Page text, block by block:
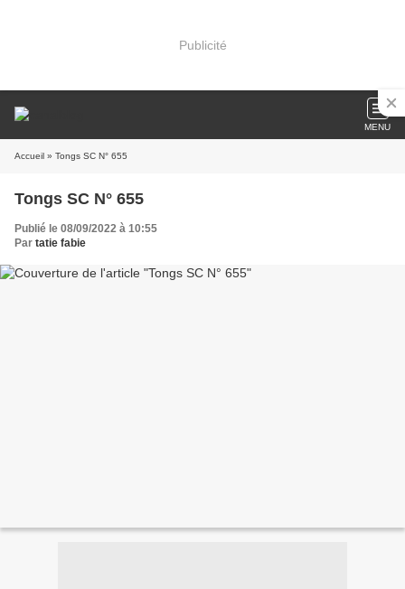
Publicité
MENU
Accueil » Tongs SC N° 655
Tongs SC N° 655
Publié le 08/09/2022 à 10:55
Par tatie fabie